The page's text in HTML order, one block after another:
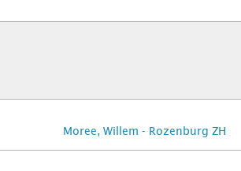
Moree, Willem - Rozenburg ZH